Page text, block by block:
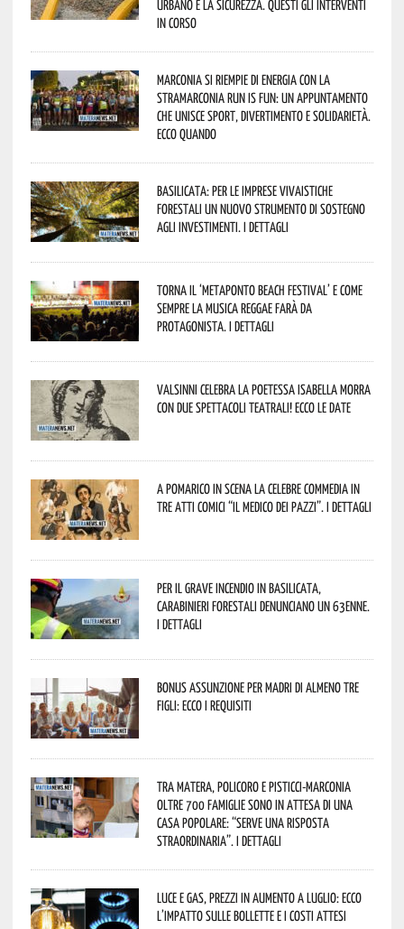
urbano e la sicurezza. Questi gli interventi
in corso
Marconia si riempie di energia con la
StraMarconia Run is Fun: un appuntamento
che unisce sport, divertimento e solidarietà.
Ecco quando
Basilicata: per le imprese vivaistiche
forestali un nuovo strumento di sostegno
agli investimenti. I dettagli
Torna il ‘Metaponto beach festival’ e come
sempre la musica reggae farà da
protagonista. I dettagli
Valsinni celebra la poetessa Isabella Morra
con due spettacoli teatrali! Ecco le date
A Pomarico in scena la celebre commedia in
tre atti comici “Il medico dei pazzi”. I dettagli
Per il grave incendio in Basilicata,
Carabinieri forestali denunciano un 63enne.
I dettagli
Bonus assunzione per madri di almeno tre
figli: ecco i requisiti
Tra Matera, Policoro e Pisticci-Marconia
oltre 700 famiglie sono in attesa di una
casa popolare: “serve una risposta
straordinaria”. I dettagli
Luce e gas, prezzi in aumento a luglio: ecco
l’impatto sulle bollette e i costi attesi